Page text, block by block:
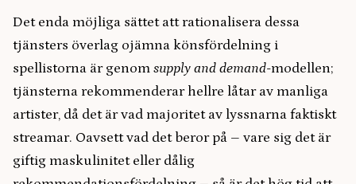
Det enda möjliga sättet att rationalisera dessa
tjänsters överlag ojämna könsfördelning i
spellistorna är genom supply and demand-modellen;
tjänsterna rekommenderar hellre låtar av manliga
artister, då det är vad majoritet av lyssnarna faktiskt
streamar. Oavsett vad det beror på – vare sig det är
giftig maskulinitet eller dålig